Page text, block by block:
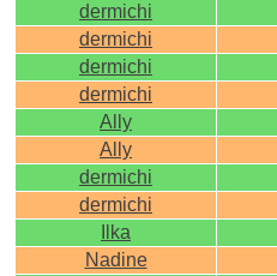
dermichi
dermichi
dermichi
dermichi
Ally
Ally
dermichi
dermichi
Ilka
Nadine